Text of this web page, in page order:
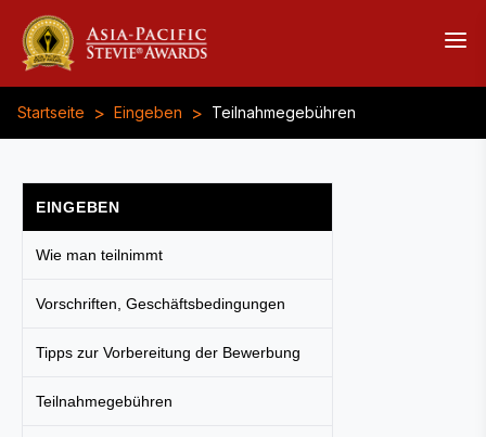
Startseite > Eingeben > Teilnahmegebühren
EINGEBEN
Wie man teilnimmt
Vorschriften, Geschäftsbedingungen
Tipps zur Vorbereitung der Bewerbung
Teilnahmegebühren